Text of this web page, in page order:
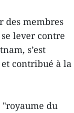
des membres
lever contre
s’est
contribué à la
du